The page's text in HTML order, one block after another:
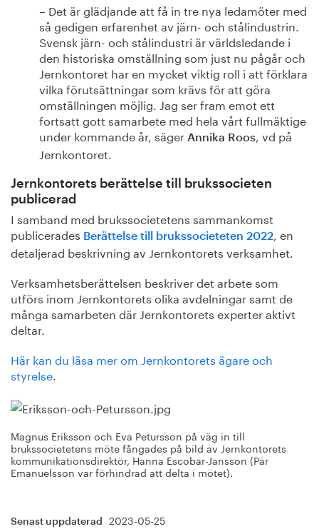
– Det är glädjande att få in tre nya ledamöter med
så gedigen erfarenhet av järn- och stålindustrin.
Svensk järn- och stålindustri är världsledande i
den historiska omställning som just nu pågår och
Jernkontoret har en mycket viktig roll i att förklara
vilka förutsättningar som krävs för att göra
omställningen möjlig. Jag ser fram emot ett
fortsatt gott samarbete med hela vårt fullmäktige
under kommande år, säger Annika Roos, vd på
Jernkontoret.
Jernkontorets berättelse till brukssocieten
publicerad
I samband med brukssocietetens sammankomst
publicerades Berättelse till brukssocieteten 2022, en
detaljerad beskrivning av Jernkontorets verksamhet.
Verksamhetsberättelsen beskriver det arbete som
utförs inom Jernkontorets olika avdelningar samt de
många samarbeten där Jernkontorets experter aktivt
deltar.
Här kan du läsa mer om Jernkontorets ägare och
styrelse.
Magnus Eriksson och Eva Petursson på väg in till
brukssocietetens möte fångades på bild av Jernkontorets
kommunikationsdirektör, Hanna Escobar-Jansson (Pär
Emanuelsson var förhindrad att delta i mötet).
Senast uppdaterad 2023-05-25